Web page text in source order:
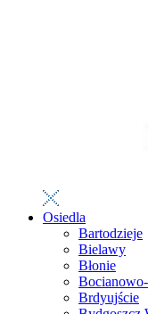
Osiedla
Bartodzieje
Bielawy
Błonie
Brdyujście